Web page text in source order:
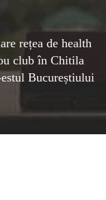
rețea de health
club în Chitila
Bucureștiului